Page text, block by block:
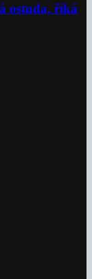
ostuda, říká